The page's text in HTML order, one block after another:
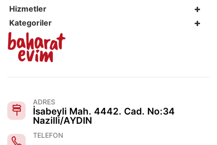
Hizmetler
Kategoriler
ADRES
İsabeyli Mah. 4442. Cad. No:34
Nazilli/AYDIN
TELEFON